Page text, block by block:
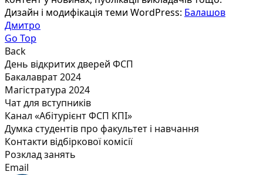
Дизайн і модифікація теми WordPress: Балашов
Дмитро
Go Top
Back
День відкритих дверей ФСП
Бакалаврат 2024
Магістратура 2024
Чат для вступників
Канал «Абітурієнт ФСП КПІ»
Думка студентів про факультет і навчання
Контакти відбіркової комісії
Розклад занять
Email